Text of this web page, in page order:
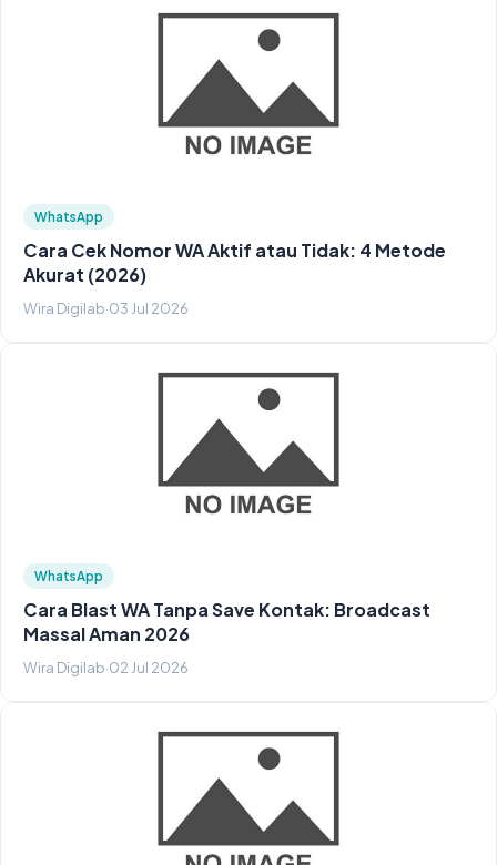
WhatsApp
Cara Cek Nomor WA Aktif atau Tidak: 4 Metode
Akurat (2026)
Wira Digilab·03 Jul 2026
WhatsApp
Cara Blast WA Tanpa Save Kontak: Broadcast
Massal Aman 2026
Wira Digilab·02 Jul 2026